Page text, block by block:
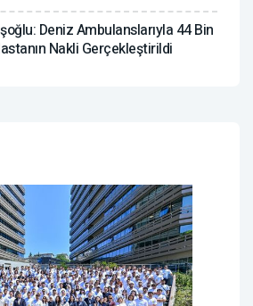
Deniz Ambulanslarıyla 44 Bin
Nakli Gerçekleştirildi